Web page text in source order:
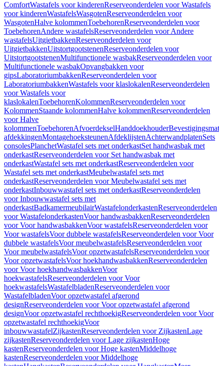
ComfortWastafels voor kinderenReserveonderdelen voor Wastafels
voor kinderenWastafelsWasgotenReserveonderdelen voor
WasgotenHalve kolommenToebehorenReserveonderdelen voor
ToebehorenAndere wastafelsReserveonderdelen voor Andere
wastafelsUitgietbakkenReserveonderdelen voor
UitgietbakkenUitstortgootstenenReserveonderdelen voor
UitstortgootstenenMultifunctionele wasbakReserveonderdelen voor
Multifunctionele wasbakOpvangbakken voor
gipsLaboratoriumbakkenReserveonderdelen voor
LaboratoriumbakkenWastafels voor klaslokalenReserveonderdelen
voor Wastafels voor
klaslokalenToebehorenKolommenReserveonderdelen voor
KolommenStaande kolommenHalve kolommenReserveonderdelen
voor Halve
kolommenToebehorenAfvoerdekselHanddoekhouder
afdekkingenMontagehoeksteunenAfdeklijstenAchterwandplatenSets
consolesPlanchetWastafel sets met onderkastSet handwasbak met
onderkastReserveonderdelen voor Set handwasbak met
onderkastWastafel sets met onderkastReserveonderdelen voor
Wastafel sets met onderkastMeubelwastafel sets met
onderkastReserveonderdelen voor Meubelwastafel sets met
onderkastInbouwwastafel sets met onderkastReserveonderdelen
voor Inbouwwastafel sets met
onderkastBadkamermeubilairWastafelonderkastenReserveonderdelen
voor WastafelonderkastenVoor handwasbakkenReserveonderdelen
voor Voor handwasbakkenVoor wastafelsReserveonderdelen voor
Voor wastafelsVoor dubbele wastafelsReserveonderdelen voor Voor
dubbele wastafelsVoor meubelwastafelsReserveonderdelen voor
Voor meubelwastafelsVoor opzetwastafelsReserveonderdelen voor
Voor opzetwastafelsVoor hoekhandwasbakkenReserveonderdelen
voor Voor hoekhandwasbakkenVoor
hoekwastafelsReserveonderdelen voor Voor
hoekwastafelsWastafelbladenReserveonderdelen voor
WastafelbladenVoor opzetwastafel afgerond
designReserveonderdelen voor Voor opzetwastafel afgerond
designVoor opzetwastafel rechthoekigReserveonderdelen voor Voor
opzetwastafel rechthoekigVoor
inbouwwastafelZijkastenReserveonderdelen voor ZijkastenLage
zijkastenReserveonderdelen voor Lage zijkastenHoge
kastenReserveonderdelen voor Hoge kastenMiddelhoge
kastenReserveonderdelen voor Middelhoge